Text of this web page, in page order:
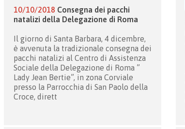
10/10/2018 Consegna dei pacchi
natalizi della Delegazione di Roma
Il giorno di Santa Barbara, 4 dicembre,
è avvenuta la tradizionale consegna dei
pacchi natalizi al Centro di Assistenza
Sociale della Delegazione di Roma ”
Lady Jean Bertie”, in zona Corviale
presso la Parrocchia di San Paolo della
Croce, dirett